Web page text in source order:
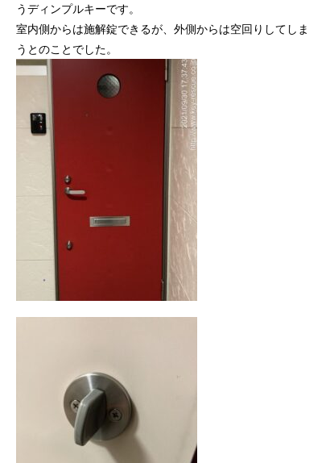
うディンプルキーです。
室内側からは施解錠できるが、外側からは空回りしてしま
うとのことでした。